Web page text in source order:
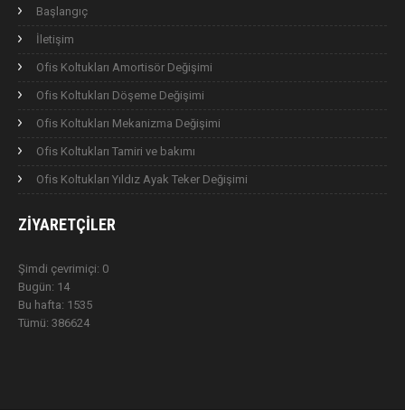
Başlangıç
İletişim
Ofis Koltukları Amortisör Değişimi
Ofis Koltukları Döşeme Değişimi
Ofis Koltukları Mekanizma Değişimi
Ofis Koltukları Tamiri ve bakımı
Ofis Koltukları Yıldız Ayak Teker Değişimi
ZIYARETÇILER
Şimdi çevrimiçi: 0
Bugün: 14
Bu hafta: 1535
Tümü: 386624